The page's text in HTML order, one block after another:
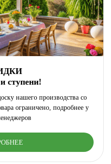
ступени!
нашего производства со
ограничено, подробнее у